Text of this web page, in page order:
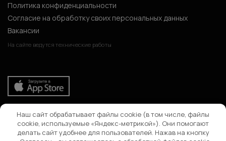
Политика конфиденциальности
Согласие на обработку своих персональных данных
Вакансии
На сайте ведутся технические работы
Поиск
Наш сайт обрабатывает файлы cookie (в том числе, файлы
cookie, используемые «Яндекс-метрикой»). Они помогают
делать сайт удобнее для пользователей. Нажав на кнопку